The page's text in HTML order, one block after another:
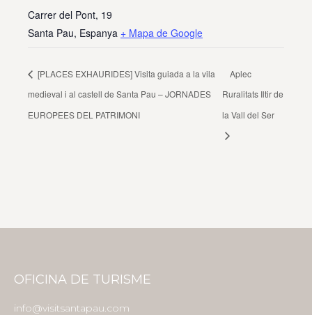
Carrer del Pont, 19
Santa Pau, Espanya + Mapa de Google
[PLACES EXHAURIDES] Visita guiada a la vila
medieval i al castell de Santa Pau – JORNADES
EUROPEES DEL PATRIMONI
Aplec
Ruralitats Iltir de
la Vall del Ser
OFICINA DE TURISME
info@visitsantapau.com